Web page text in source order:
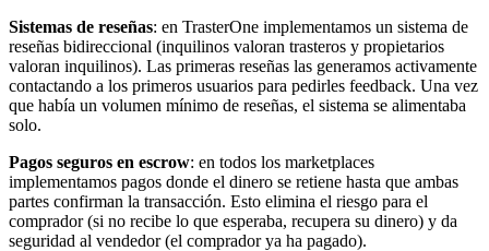
Sistemas de reseñas: en TrasterOne implementamos un sistema de
reseñas bidireccional (inquilinos valoran trasteros y propietarios
valoran inquilinos). Las primeras reseñas las generamos activamente
contactando a los primeros usuarios para pedirles feedback. Una vez
que había un volumen mínimo de reseñas, el sistema se alimentaba
solo.
Pagos seguros en escrow: en todos los marketplaces
implementamos pagos donde el dinero se retiene hasta que ambas
partes confirman la transacción. Esto elimina el riesgo para el
comprador (si no recibe lo que esperaba, recupera su dinero) y da
seguridad al vendedor (el comprador ya ha pagado).